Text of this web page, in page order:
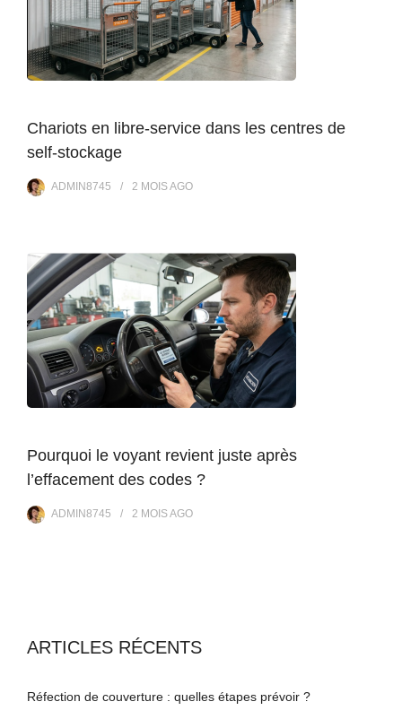
Chariots en libre-service dans les centres de
self-stockage
ADMIN8745 2 MOISAGO
Pourquoi le voyant revient juste après
l’effacement des codes ?
ADMIN8745 2 MOISAGO
ARTICLES RÉCENTS
Réfection de couverture : quelles étapes prévoir ?